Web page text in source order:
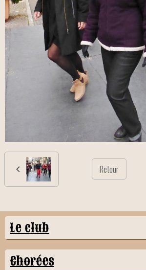
Retour
Le club
Chorées